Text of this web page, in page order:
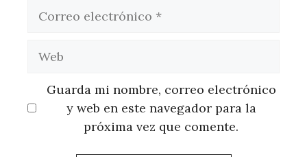
Guarda mi nombre, correo electrónico
y web en este navegador para la
próxima vez que comente.